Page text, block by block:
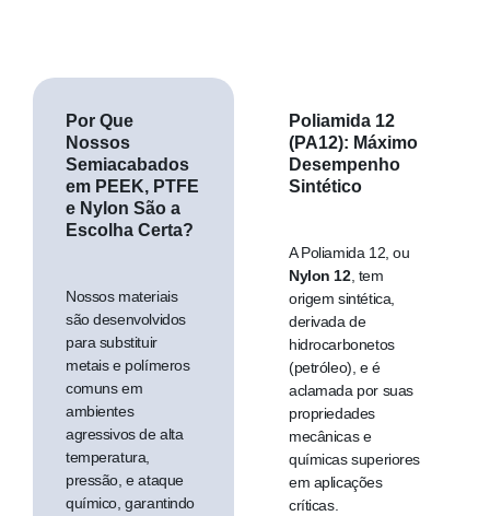
Por Que
Nossos
Semiacabados
em PEEK, PTFE
e Nylon São a
Escolha Certa?
Nossos materiais
são desenvolvidos
para substituir
metais e polímeros
comuns em
ambientes
agressivos de alta
temperatura,
pressão, e ataque
químico, garantindo
Poliamida 12
(PA12): Máximo
Desempenho
Sintético
A Poliamida 12, ou
Nylon 12, tem
origem sintética,
derivada de
hidrocarbonetos
(petróleo), e é
aclamada por suas
propriedades
mecânicas e
químicas superiores
em aplicações
críticas.